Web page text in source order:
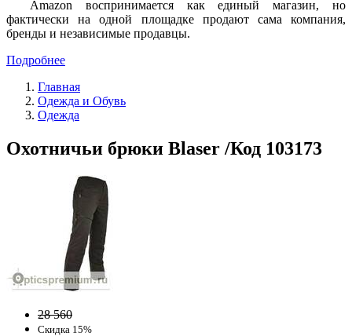
Amazon воспринимается как единый магазин, но
фактически на одной площадке продают сама компания,
бренды и независимые продавцы.
Подробнее
Главная
Одежда и Обувь
Одежда
Охотничьи брюки Blaser /Код 103173
28 560
Скидка 15%